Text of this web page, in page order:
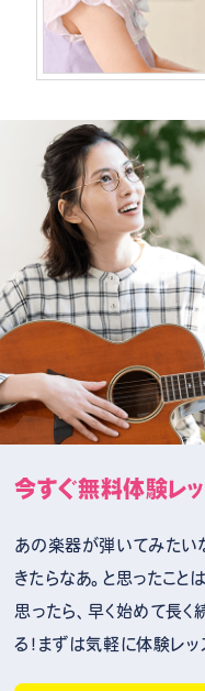
今すぐ無料体験レ
あの楽器が弾いてみたい
きたらなあ。と思ったこと
思ったら、早く始めて長く
る！まずは気軽に体験レ